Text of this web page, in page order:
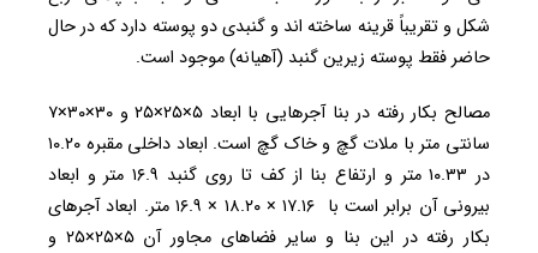
شکل و تقریباً قرینه ساخته اند و گنبدی دو پوسته دارد که در حال
حاضر فقط پوسته زیرین گنبد (آهیانه) موجود است.
مصالح بکار رفته در بنا آجرهایی با ابعاد ۵×۲۵×۲۵ و ۳۰×۳۰×۷
سانتی متر با ملات گچ و خاک گچ است. ابعاد داخلی مقبره ۱۰.۲۰
در ۱۰.۳۳ متر و ارتفاع بنا از کف تا روی گنبد ۱۶.۹ متر و ابعاد
بیرونی آن برابر است با ۱۷.۱۶ × ۱۸.۲۰ × ۱۶.۹ متر. ابعاد آجرهای
بکار رفته در این بنا و سایر فضاهای مجاور آن ۵×۲۵×۲۵ و